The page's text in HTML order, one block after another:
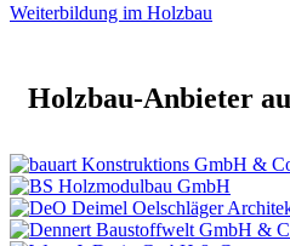
Weiterbildung im Holzbau
Holzbau-Anbieter